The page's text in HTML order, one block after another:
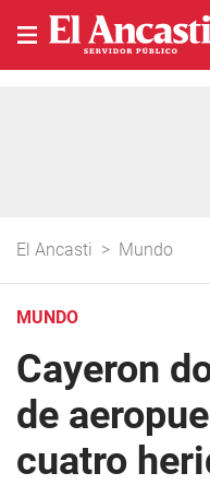
El Ancasti > Mundo
MUNDO
Cayeron
de
cuatro